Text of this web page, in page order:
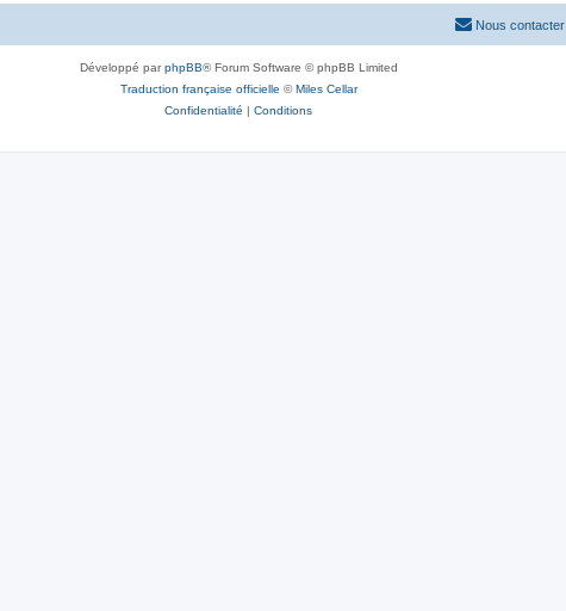
Nous contacter
Développé parphpBB® Forum Software © phpBB Limited
Traduction française officielle ©Miles Cellar
Confidentialité | Conditions